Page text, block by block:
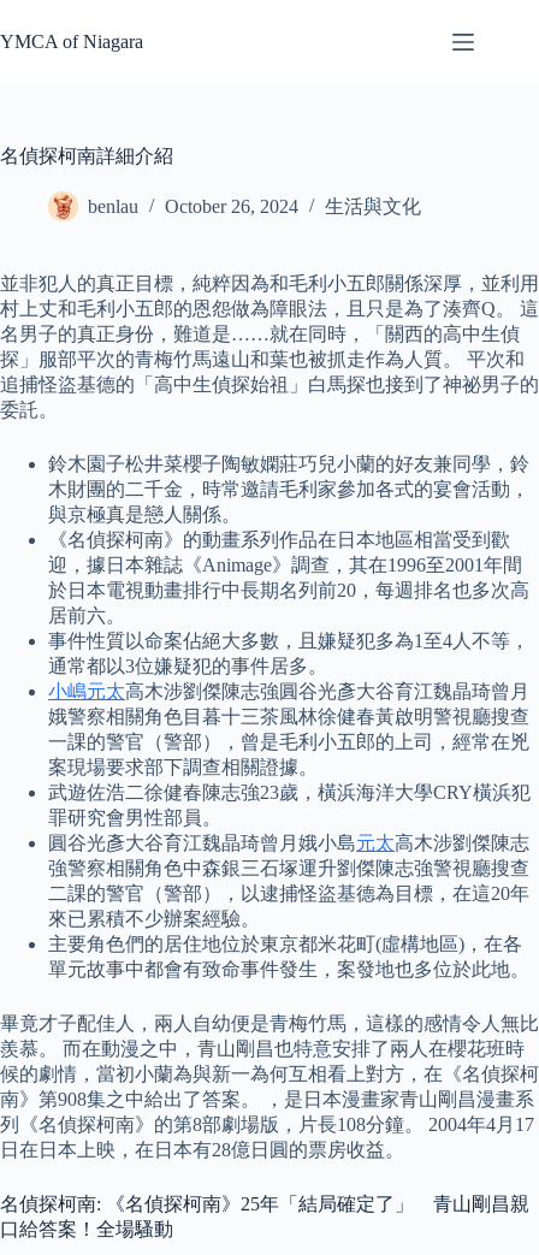
to
content
YMCA of Niagara
名偵探柯南詳細介紹
benlau October 26, 2024 生活與文化
並非犯人的真正目標，純粹因為和毛利小五郎關係深厚，並利用
村上丈和毛利小五郎的恩怨做為障眼法，且只是為了湊齊Q。 這
名男子的真正身份，難道是……就在同時，「關西的高中生偵
探」服部平次的青梅竹馬遠山和葉也被抓走作為人質。 平次和
追捕怪盜基德的「高中生偵探始祖」白馬探也接到了神祕男子的
委託。
鈴木園子松井菜櫻子陶敏嫻莊巧兒小蘭的好友兼同學，鈴
木財團的二千金，時常邀請毛利家參加各式的宴會活動，
與京極真是戀人關係。
《名偵探柯南》的動畫系列作品在日本地區相當受到歡
迎，據日本雜誌《Animage》調查，其在1996至2001年間
於日本電視動畫排行中長期名列前20，每週排名也多次高
居前六。
事件性質以命案佔絕大多數，且嫌疑犯多為1至4人不等，
通常都以3位嫌疑犯的事件居多。
小嶋元太高木涉劉傑陳志強圓谷光彥大谷育江魏晶琦曾月
娥警察相關角色目暮十三茶風林徐健春黃啟明警視廳搜查
一課的警官（警部），曾是毛利小五郎的上司，經常在兇
案現場要求部下調查相關證據。
武遊佐浩二徐健春陳志強23歲，橫浜海洋大學CRY橫浜犯
罪研究會男性部員。
圓谷光彥大谷育江魏晶琦曾月娥小島元太高木涉劉傑陳志
強警察相關角色中森銀三石塚運升劉傑陳志強警視廳搜查
二課的警官（警部），以逮捕怪盜基德為目標，在這20年
來已累積不少辦案經驗。
主要角色們的居住地位於東京都米花町(虛構地區)，在各
單元故事中都會有致命事件發生，案發地也多位於此地。
畢竟才子配佳人，兩人自幼便是青梅竹馬，這樣的感情令人無比
羨慕。 而在動漫之中，青山剛昌也特意安排了兩人在櫻花班時
候的劇情，當初小蘭為與新一為何互相看上對方，在《名偵探柯
南》第908集之中給出了答案。 ，是日本漫畫家青山剛昌漫畫系
列《名偵探柯南》的第8部劇場版，片長108分鐘。 2004年4月17
日在日本上映，在日本有28億日圓的票房收益。
名偵探柯南: 《名偵探柯南》25年「結局確定了」 青山剛昌親
口給答案！全場騷動